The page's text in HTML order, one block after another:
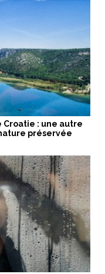
Croatie : une autre
préservée